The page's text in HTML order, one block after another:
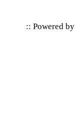
:: Powered by